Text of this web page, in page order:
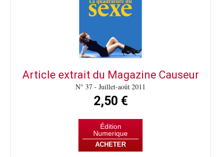
Article extrait du Magazine Causeur
N° 37 - Juillet-août 2011
2,50 €
Édition
Numerique
ACHETER